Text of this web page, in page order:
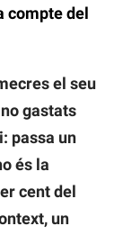
compte del
el seu
gastats
passa un
és la
cent del
un